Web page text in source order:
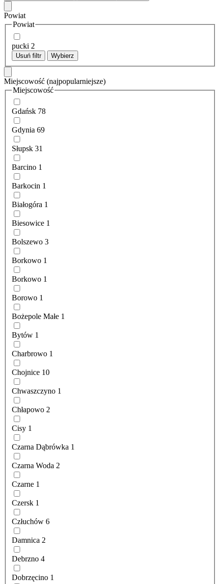
Powiat
Powiat
pucki 2
Usuń filtr Wybierz
Miejscowość (najpopularniejsze)
Miejscowość
Gdańsk 78
Gdynia 69
Słupsk 31
Barcino 1
Barkocin 1
Białogóra 1
Biesowice 1
Bolszewo 3
Borkowo 1
Borkowo 1
Borowo 1
Bożepole Małe 1
Bytów 1
Charbrowo 1
Chojnice 10
Chwaszczyno 1
Chłapowo 2
Cisy 1
Czarna Dąbrówka 1
Czarna Woda 2
Czarne 1
Czersk 1
Człuchów 6
Damnica 2
Debrzno 4
Dobrzęcino 1